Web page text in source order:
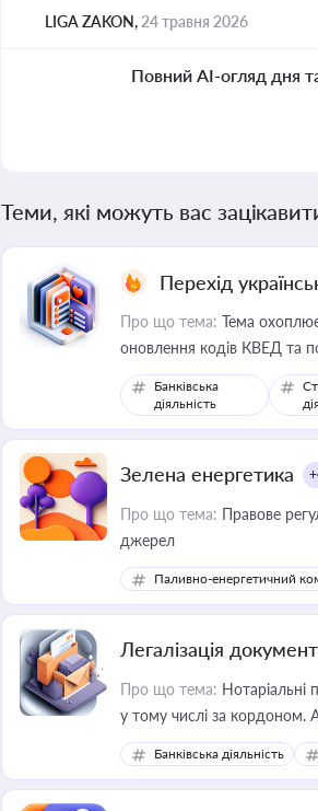
LIGA ZAKON, 24 травня 2026
Повний AI-огляд дня
Теми, які можуть вас
Перехід
Про що тема: Тема охоплює
оновлення кодів КВЕД та
Банківська
діяльність
Зелена енергетика
Про що тема: Правове
джерел
Паливно-енергетичний
Легалізація
Про що тема: Нотаріальні
у тому числі за кордоном.
ризиків недійсності та
Банківська діяльність